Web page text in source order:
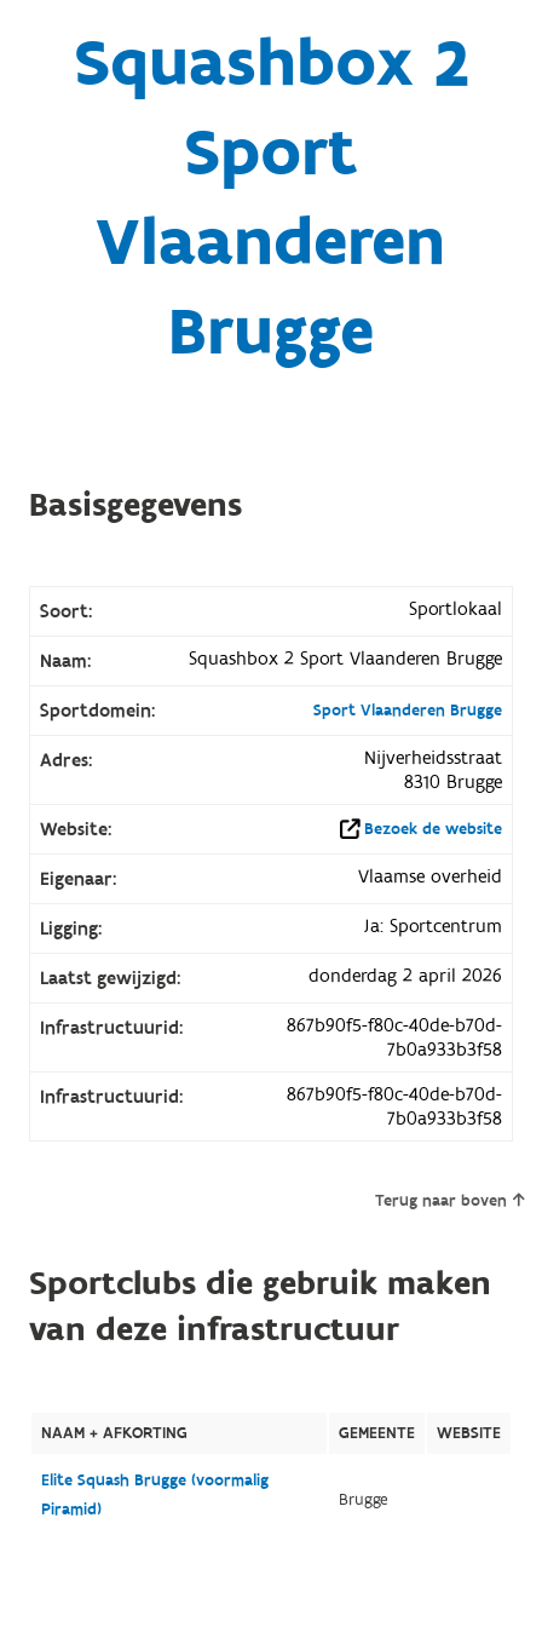
Squashbox 2
Sport
Vlaanderen
Brugge
Basisgegevens
Soort: Sportlokaal
Naam: Squashbox 2 Sport Vlaanderen Brugge
Sportdomein: Sport Vlaanderen Brugge
Adres:
Nijverheidsstraat
8310 Brugge
Website:
Bezoek de website
Eigenaar: Vlaamse overheid
Ligging: Ja: Sportcentrum
Laatst gewijzigd: donderdag 2 april 2026
Infrastructuurid:
867b90f5-f80c-40de-b70d-
7b0a933b3f58
Infrastructuurid:
867b90f5-f80c-40de-b70d-
7b0a933b3f58
Terug naar boven
Sportclubs die gebruik maken
van deze infrastructuur
NAAM + AFKORTING GEMEENTE WEBSITE
Elite Squash Brugge (voormalig
Piramid)
Brugge